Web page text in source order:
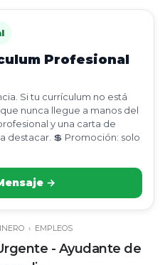
Profesional
Si tu currículum no está
nunca llegue a manos del
y una carta de
destacar. 💲 Promoción: solo
→
› EMPLEOS
- Ayudante de